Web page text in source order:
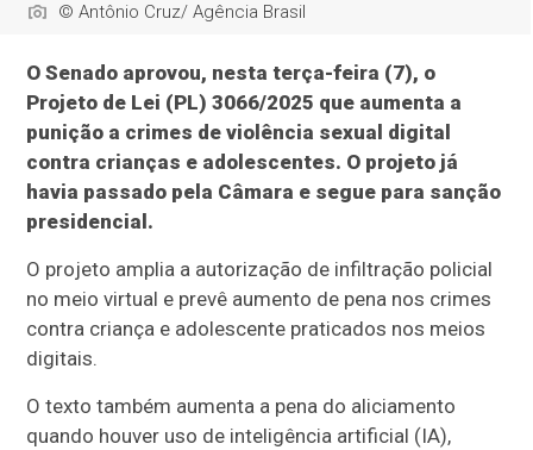
© Antônio Cruz/ Agência Brasil
O Senado aprovou, nesta terça-feira (7), o
Projeto de Lei (PL) 3066/2025 que aumenta a
punição a crimes de violência sexual digital
contra crianças e adolescentes. O projeto já
havia passado pela Câmara e segue para sanção
presidencial.
O projeto amplia a autorização de infiltração policial
no meio virtual e prevê aumento de pena nos crimes
contra criança e adolescente praticados nos meios
digitais.
O texto também aumenta a pena do aliciamento
quando houver uso de inteligência artificial (IA),